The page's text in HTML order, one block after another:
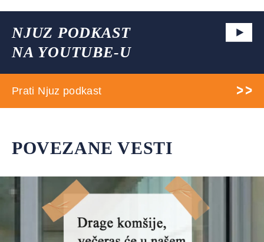
NJUZ PODKAST
NA YOUTUBE-U
Prati Njuz podkast
POVEZANE VESTI